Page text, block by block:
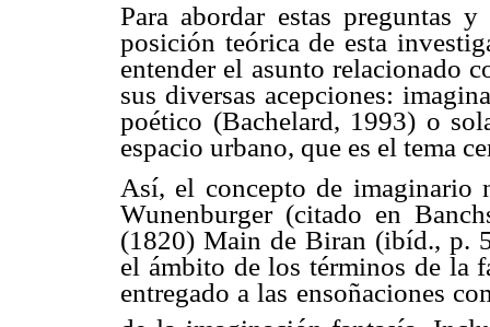
Para abordar estas preguntas
posición teórica de esta
entender el asunto relacionado
sus diversas acepciones:
poético (Bachelard, 1993) o
espacio urbano, que es el tema
Así, el concepto de imaginario
Wunenburger(citado en
(1820) Main de Biran (ibíd., p.
el ámbito de los términos de la
entregado a las ensoñaciones